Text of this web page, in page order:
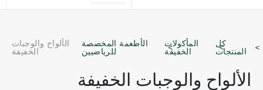
KSA
كل
المنتجات
المأكولات
الخفيفة
الأطعمة المخصصة
للرياضيين
الألواح والوجبات
الخفيفة
الألواح والوجبات الخفيفة